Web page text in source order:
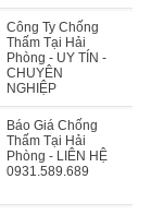
Công Ty Chống
Thấm Tại Hải
Phòng - UY TÍN -
CHUYÊN
NGHIỆP
Báo Giá Chống
Thấm Tại Hải
Phòng - LIÊN HỆ
0931.589.689